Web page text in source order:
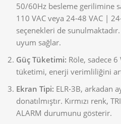
50/60Hz besleme gerilimine
110 VAC veya 24-48 VAC |
seçenekleri de
uyum sağlar.
Güç Tüketimi: Röle, sadece
tüketimi, enerji verimliliğini
Ekran Tipi: ELR-3B, arkadan
donatılmıştır. Kırmızı renk,
ALARM durumunu gösterir.